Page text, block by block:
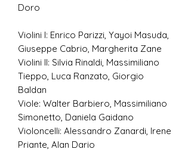
Doro
Violini I: Enrico Parizzi, Yayoi Masuda,
Giuseppe Cabrio, Margherita Zane
Violini II: Silvia Rinaldi, Massimiliano
Tieppo, Luca Ranzato, Giorgio
Baldan
Viole: Walter Barbiero, Massimiliano
Simonetto, Daniela Gaidano
Violoncelli: Alessandro Zanardi, Irene
Priante, Alan Dario